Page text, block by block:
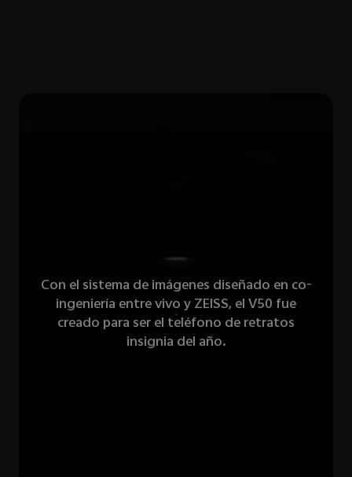
Con el sistema de imágenes diseñado en co-
ingeniería entre vivo y ZEISS, el V50 fue
creado para ser el teléfono de retratos
insignia del año.